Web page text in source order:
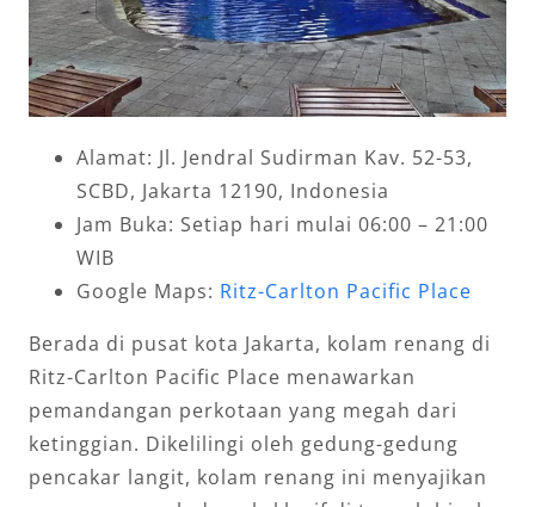
Alamat: Jl. Jendral Sudirman Kav. 52-53,
SCBD, Jakarta 12190, Indonesia
Jam Buka: Setiap hari mulai 06:00 – 21:00
WIB
Google Maps: Ritz-Carlton Pacific Place
Berada di pusat kota Jakarta, kolam renang di
Ritz-Carlton Pacific Place menawarkan
pemandangan perkotaan yang megah dari
ketinggian. Dikelilingi oleh gedung-gedung
pencakar langit, kolam renang ini menyajikan